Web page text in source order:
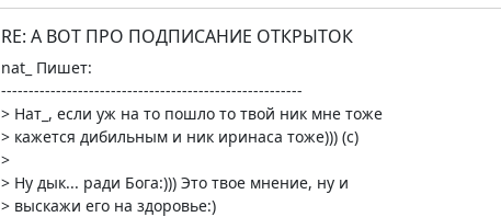
RE: А ВОТ ПРО ПОДПИСАНИЕ ОТКРЫТОК
nat_ Пишет:
-------------------------------------------------------
> Нат_, если уж на то пошло то твой ник мне тоже
> кажется дибильным и ник иринаса тоже))) (c)
>
> Ну дык... ради Бога:))) Это твое мнение, ну и
> выскажи его на здоровье:)